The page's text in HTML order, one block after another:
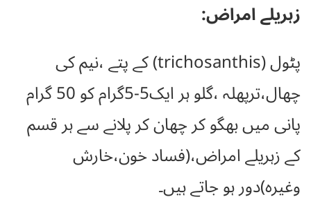
زہریلے امراض:
پٹول (trichosanthis) کے پتے ،نیم کی
چھال،ترپھلہ ،گلو ہر ایک5-5گرام کو 50 گرام
پانی میں بھگو کر چھان کر پلانے سے ہر قسم
کے زہریلے امراض،(فساد خون،خارش
وغیرہ)دور ہو جاتے ہیں۔